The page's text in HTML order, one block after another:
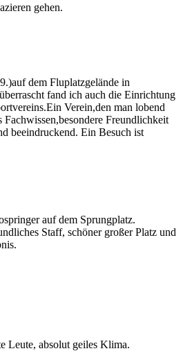
gehen.
dem Fluplatzgelände in
fand ich auch die Einrichtung
Verein,den man lobend
Fachwissen,besondere Freundlichkeit
beeindruckend. Ein Besuch ist
auf dem Sprungplatz.
Staff, schöner großer Platz und
Leute, absolut geiles Klima.